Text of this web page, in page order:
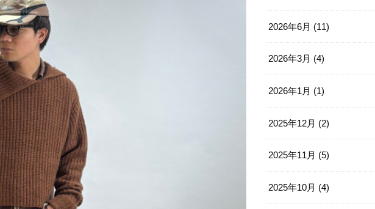
2026年6月 (11)
2026年3月 (4)
2026年1月 (1)
2025年12月 (2)
2025年11月 (5)
2025年10月 (4)